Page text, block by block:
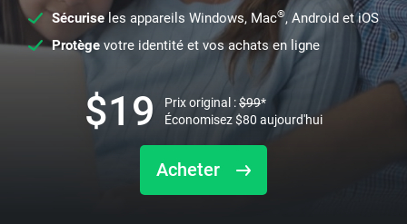
Sécuriseles appareils Windows, Mac®, Android et iOS
Protège votre identité et vos achats en ligne
Acheter
$19 Prix original :$99*
Économisez$80 aujourd'hui